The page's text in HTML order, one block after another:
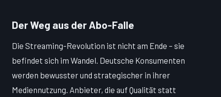
Der Weg aus der Abo-Falle
Die Streaming-Revolution ist nicht am Ende – sie
befindet sich im Wandel. Deutsche Konsumenten
werden bewusster und strategischer in ihrer
Mediennutzung. Anbieter, die auf Qualität statt